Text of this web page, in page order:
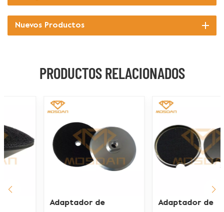
Nuevos Productos
PRODUCTOS RELACIONADOS
Adaptador de
Adaptador de